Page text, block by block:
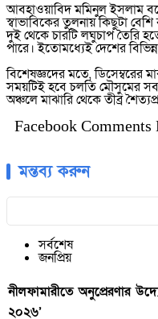
আবহাওয়াবিদ মমিনুল ইসলাম
স্বাভাবিকের তুলনায় কিছুটা
দুই থেকে চারটি লঘুচাপ তৈরি
পারে। ইতোমধ্যেই দেশের বিভিন্ন
বিশেষজ্ঞদের মতে, ডিসেম্বরের
সময়টিই হবে চলতি মৌসুমের
অঞ্চলে মাঝারি থেকে তীব্র
Facebook Comments
মন্তব্য করুন
সর্বশেষ
জনপ্রিয়
নীলফামারীতে অনুপ্রেরণার
২০২৬’